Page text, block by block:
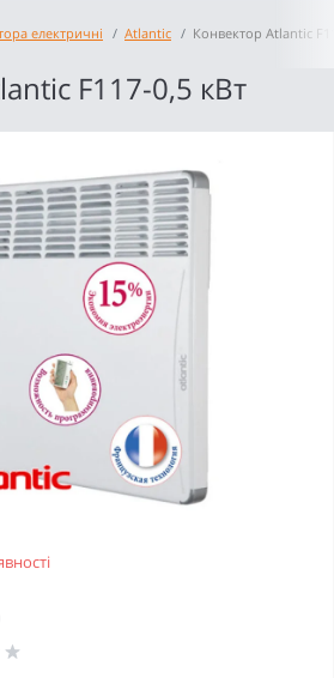
електричні Atlantic Конвектор Atlantic
F117-0,5 кВт